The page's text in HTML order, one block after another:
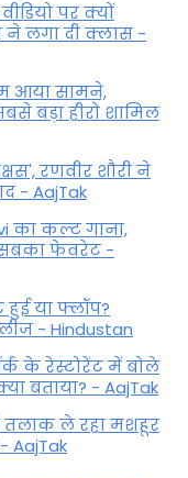
पर क्यों
ने लगा दी क्लास -
आया सामने,
बड़ा हीरो शामिल
रणवीर शौरी ने
- AajTak
का कल्ट गाना,
फेवरेट -
या फ्लॉप?
- Hindustan
के रेस्टोरेंट में बोले
बताया? - AajTak
तलाक ले रहा मशहूर
AajTak